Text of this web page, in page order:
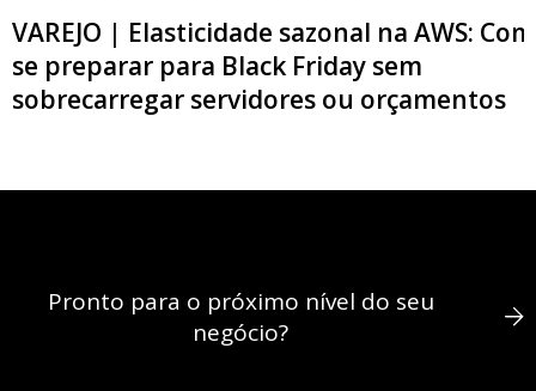
VAREJO | Elasticidade sazonal na AWS:
se preparar para Black Friday sem
sobrecarregar servidores ou orçamentos
Pronto para o próximo nível do seu
negócio?